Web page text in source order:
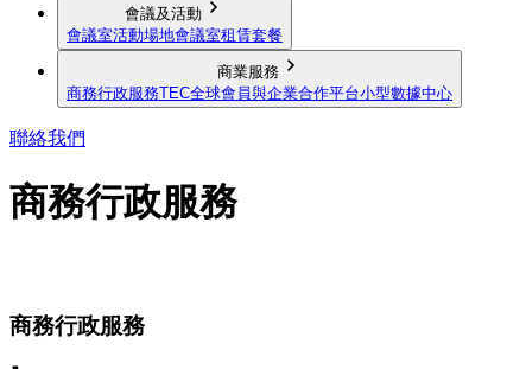
會議及活動
會議室活動場地會議室租賃套餐
商業服務
商務行政服務TEC全球會員與企業合作平台小型數據中心
聯絡我們
商務行政服務
商務行政服務